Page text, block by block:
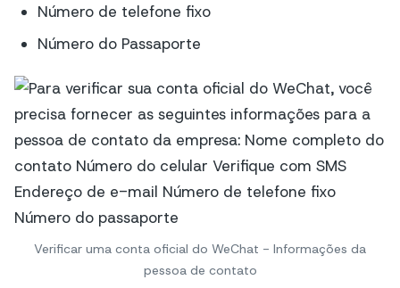
Número de telefone fixo
Número do Passaporte
Verificar uma conta oficial do WeChat - Informações da
pessoa de contato